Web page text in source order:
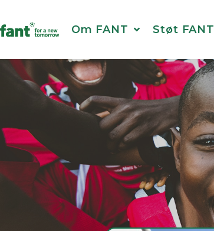
Om FANT Støt FANT